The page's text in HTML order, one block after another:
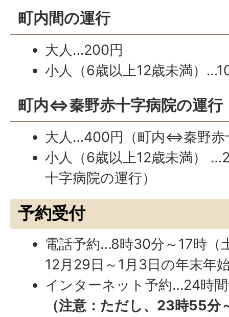
町内間の運行
大人…200円
小人（6歳以上12歳未満）
町内⇔秦野赤十字病院の運行
大人…400円（町内⇔秦野赤
小人（6歳以上12歳未満）
十字病院の運行）
予約受付
電話予約…8時30分～17時（
12月29日～1月3日の年末年
インターネット予約…24時
（注意：ただし、23時55分